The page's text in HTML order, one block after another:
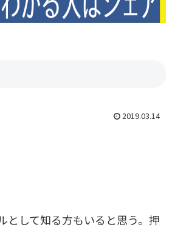
2019.03.14
として知る方もいると思う。押